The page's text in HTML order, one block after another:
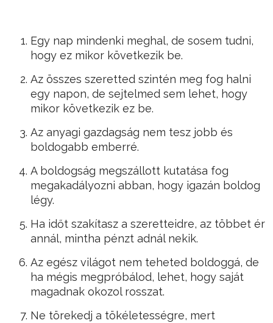
Egy nap mindenki meghal, de sosem tudni,
hogy ez mikor következik be.
Az összes szeretted szintén meg fog halni
egy napon, de sejtelmed sem lehet, hogy
mikor következik ez be.
Az anyagi gazdagság nem tesz jobb és
boldogabb emberré.
A boldogság megszállott kutatása fog
megakadályozni abban, hogy igazán boldog
légy.
Ha időt szakítasz a szeretteidre, az többet ér
annál, mintha pénzt adnál nekik.
Az egész világot nem teheted boldoggá, de
ha mégis megpróbálod, lehet, hogy saját
magadnak okozol rosszat.
Ne törekedj a tökéletességre, mert